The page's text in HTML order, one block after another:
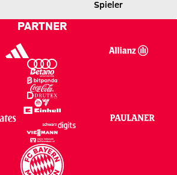
Spieler
PARTNER